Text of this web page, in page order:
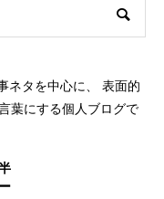
ネタを中心に、 表面的
葉にする個人ブログで